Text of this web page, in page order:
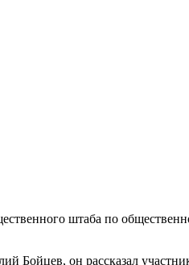
штаба по
Бойцев, он рассказал